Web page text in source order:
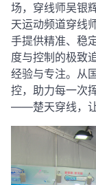
场，穿线师吴银
天运动频道穿线
手提供精准、稳
度与控制的极致
经验与专注。从
控，助力每一次
——楚天穿线，让